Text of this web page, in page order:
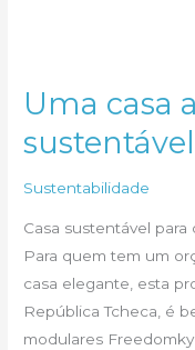
Uma casa
sustentável
Sustentabilidade
Casa sustentável
Para quem tem um
casa elegante, esta
República Tcheca, é
modulares